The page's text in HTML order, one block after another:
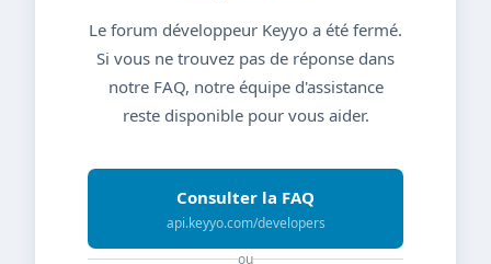
Le forum développeur Keyyo a été fermé.
Si vous ne trouvez pas de réponse dans
notre FAQ, notre équipe d'assistance
reste disponible pour vous aider.
Consulter la FAQ
api.keyyo.com/developers
ou